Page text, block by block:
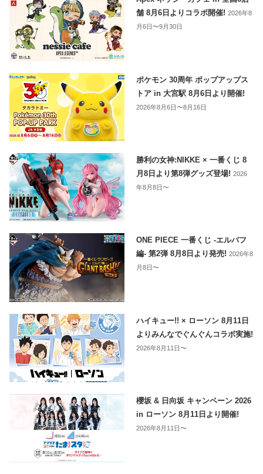
舗 8月6日よりコラボ開催!2026年8
月6日〜9月30日
ポケモン 30周年 ポップアップス
トア in 大宮駅 8月6日より開催!
2026年8月6日〜8月16日
勝利の女神:NIKKE × 一番くじ 8
月8日より第8弾グッズ登場!2026
年8月8日〜
ONE PIECE 一番くじ -エルバフ
編- 第2弾 8月8日より発売!2026年8
月8日〜
ハイキュー!! × ローソン 8月11日
よりみんなでぐんぐんコラボ実施!
2026年8月11日〜
櫻坂 & 日向坂 キャンペーン 2026
in ローソン 8月11日より開催!
2026年8月11日〜